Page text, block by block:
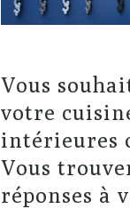
Vous
votre
intérieures
Vous
réponses à